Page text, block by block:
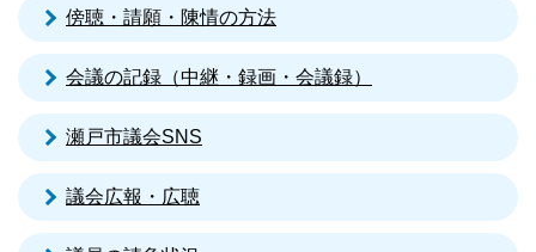
傍聴・請願・陳情の方法
会議の記録（中継・録画・会議録）
瀬戸市議会SNS
議会広報・広聴